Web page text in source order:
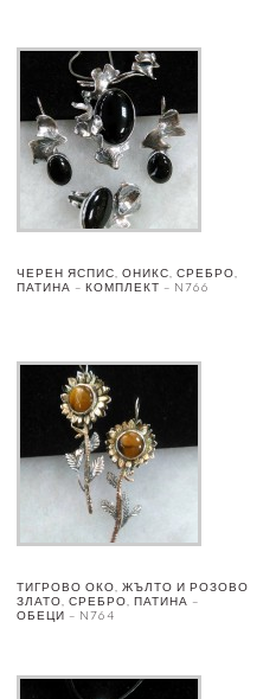
ЧЕРЕН ЯСПИС, ОНИКС, СРЕБРО,
ПАТИНА – КОМПЛЕКТ – N766
ТИГРОВО ОКО, ЖЪЛТО И РОЗОВО
ЗЛАТО, СРЕБРО, ПАТИНА –
ОБЕЦИ – N764